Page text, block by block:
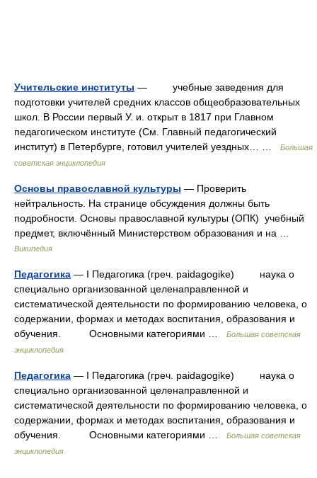
Учительские институты — учебные заведения для
подготовки учителей средних классов общеобразовательных
школ. В России первый У. и. открыт в 1817 при Главном
педагогическом институте (См. Главный педагогический
институт) в Петербурге, готовил учителей уездных… …
Большая
советская энциклопедия
Основы православной культуры — Проверить
нейтральность. На странице обсуждения должны быть
подробности. Основы православной культуры (ОПК) учебный
предмет, включённый Министерством образования и на …
Википедия
Педагогика — I Педагогика (греч. paidagogike) наука о
специально организованной целенаправленной и
систематической деятельности по формированию человека, о
содержании, формах и методах воспитания, образования и
обучения. Основными категориями …
Большая советская
энциклопедия
Педагогика — I Педагогика (греч. paidagogike) наука о
специально организованной целенаправленной и
систематической деятельности по формированию человека, о
содержании, формах и методах воспитания, образования и
обучения. Основными категориями …
Большая советская
энциклопедия